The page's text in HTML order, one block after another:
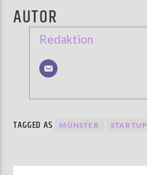
AUTOR
Redaktion
TAGGED AS MÜNSTER STARTUP